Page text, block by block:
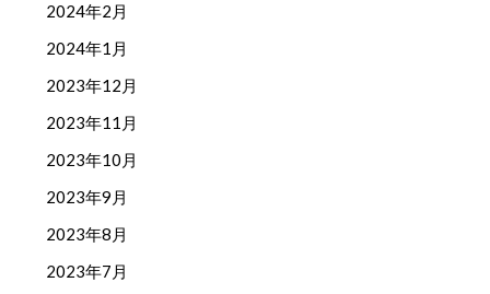
2024年2月
2024年1月
2023年12月
2023年11月
2023年10月
2023年9月
2023年8月
2023年7月